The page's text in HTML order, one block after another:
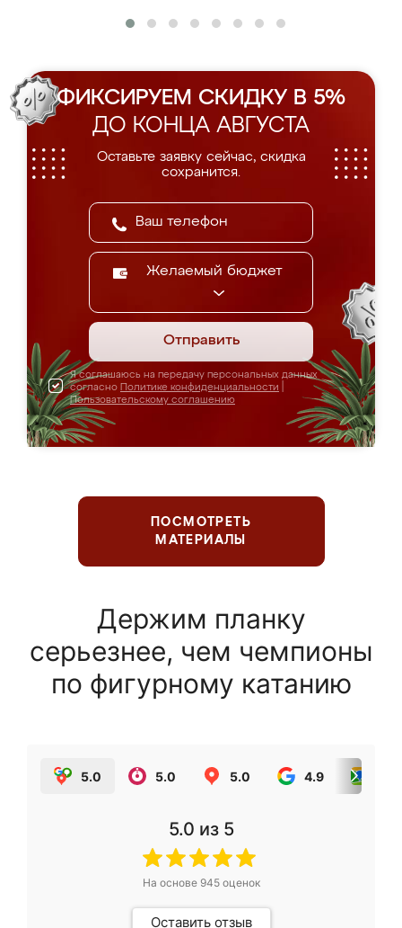
ФИКСИРУЕМ СКИДКУ В 5%
ДО КОНЦА АВГУСТА
Оставьте заявку сейчас, скидка
сохранится.
Желаемый бюджет
Отправить
Я соглашаюсь на передачу персональных данных
согласно Политике конфиденциальности
Пользовательскому соглашению
ПОСМОТРЕТЬ
МАТЕРИАЛЫ
Держим планку
серьезнее, чем чемпионы
по фигурному катанию
5.0 5.0 5.0 4.9
5.0 из 5
На основе 945оценок
Оставить отзыв